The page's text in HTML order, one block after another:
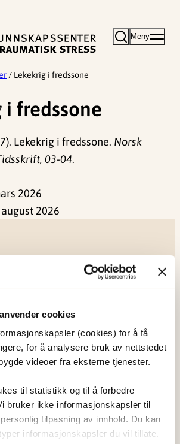
cookies
(cookies) for å få
for å analysere bruk av nettstedet
videoer fra eksterne tjenester.
til statistikk og til å forbedre
bruker ikke informasjonskapsler til
tilpasning av innhold. Du kan
informasjonskapsler du vil tillate.
Meny
/ Lekekrig i fredssone
i fredssone
Lekekrig i fredssone. Norsk
03-04.
2026
august 2026
stress. Formålet er å bidra
redusere de helsemessige og
som vold og traumatisk